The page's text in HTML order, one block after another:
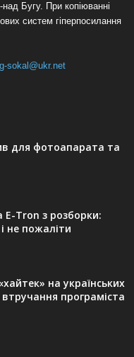
Бугу. При копіюванні
систем гіперпосилання
sokal@ukr.net
для фотоапарата та
Tron з розборки:
не пожаліти
на українських
програміста